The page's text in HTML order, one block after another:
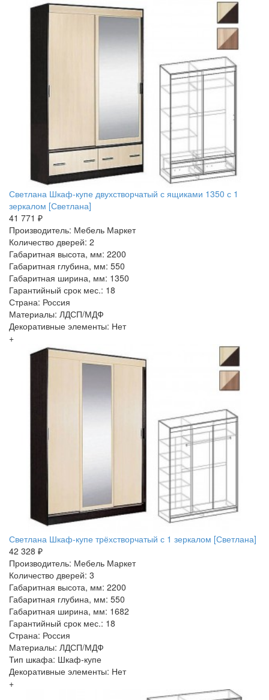
Светлана Шкаф-купе двухстворчатый с ящиками 1350 с 1
зеркалом [Светлана]
41 771 ₽
Производитель: Мебель Маркет
Количество дверей: 2
Габаритная высота, мм: 2200
Габаритная глубина, мм: 550
Габаритная ширина, мм: 1350
Гарантийный срок мес.: 18
Страна: Россия
Материалы: ЛДСП/МДФ
Декоративные элементы: Нет
+
Светлана Шкаф-купе трёхстворчатый с 1 зеркалом [Светлана]
42 328 ₽
Производитель: Мебель Маркет
Количество дверей: 3
Габаритная высота, мм: 2200
Габаритная глубина, мм: 550
Габаритная ширина, мм: 1682
Гарантийный срок мес.: 18
Страна: Россия
Материалы: ЛДСП/МДФ
Тип шкафа: Шкаф-купе
Декоративные элементы: Нет
+